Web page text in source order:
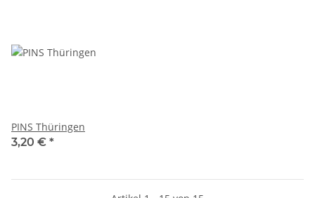
PINS Thüringen
3,20 € *